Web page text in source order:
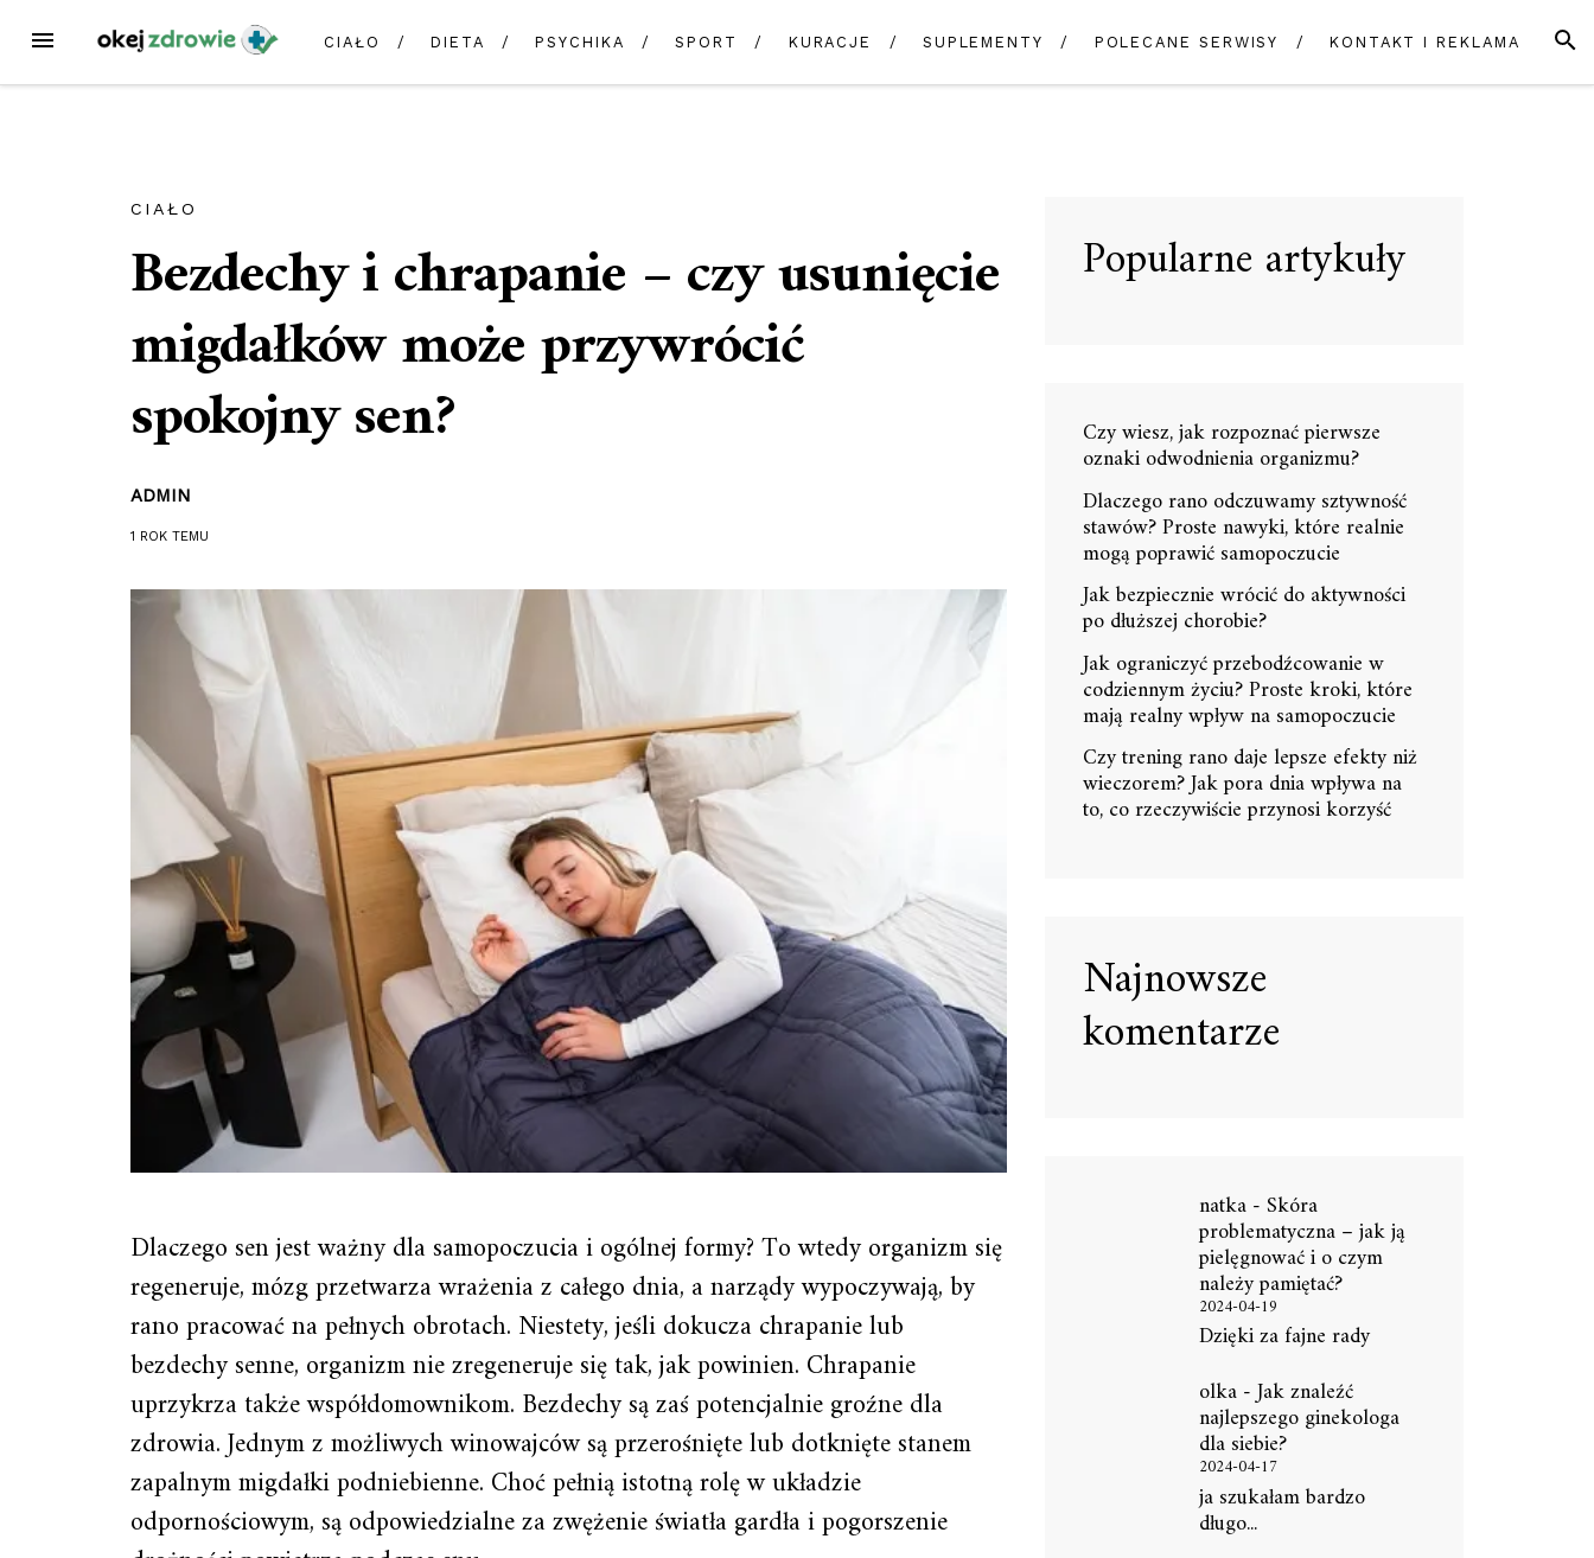
treści
MENU
CIAŁO DIETA PSYCHIKA SPORT KURACJE SUPLEMENTY POLECANE SERWISY KONTAKT I REKLAMA
CIAŁO
Bezdechy i chrapanie – czy usunięcie
migdałków może przywrócić
spokojny sen?
ADMIN
1 ROK TEMU
Dlaczego sen jest ważny dla samopoczucia i ogólnej formy? To wtedy organizm się
regeneruje, mózg przetwarza wrażenia z całego dnia, a narządy wypoczywają, by
rano pracować na pełnych obrotach. Niestety, jeśli dokucza chrapanie lub
bezdechy senne, organizm nie zregeneruje się tak, jak powinien. Chrapanie
uprzykrza także współdomownikom. Bezdechy są zaś potencjalnie groźne dla
zdrowia. Jednym z możliwych winowajców są przerośnięte lub dotknięte stanem
zapalnym migdałki podniebienne. Choć pełnią istotną rolę w układzie
odpornościowym, są odpowiedzialne za zwężenie światła gardła i pogorszenie
Popularne artykuły
Czy wiesz, jak rozpoznać pierwsze
oznaki odwodnienia organizmu?
Dlaczego rano odczuwamy sztywność
stawów? Proste nawyki, które realnie
mogą poprawić samopoczucie
Jak bezpiecznie wrócić do aktywności
po dłuższej chorobie?
Jak ograniczyć przebodźcowanie w
codziennym życiu? Proste kroki, które
mają realny wpływ na samopoczucie
Czy trening rano daje lepsze efekty niż
wieczorem? Jak pora dnia wpływa na
to, co rzeczywiście przynosi korzyść
Najnowsze
komentarze
natka-Skóra
problematyczna – jak ją
pielęgnować i o czym
należy pamiętać?
2024-04-19
Dzięki za fajne rady
olka-Jak znaleźć
najlepszego ginekologa
dla siebie?
2024-04-17
ja szukałam bardzo
długo...